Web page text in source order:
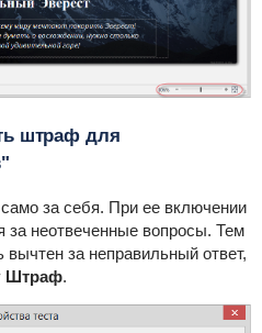
штраф для
за себя. При ее включении
за неотвеченные вопросы. Тем
за неправильный ответ,
Штраф.